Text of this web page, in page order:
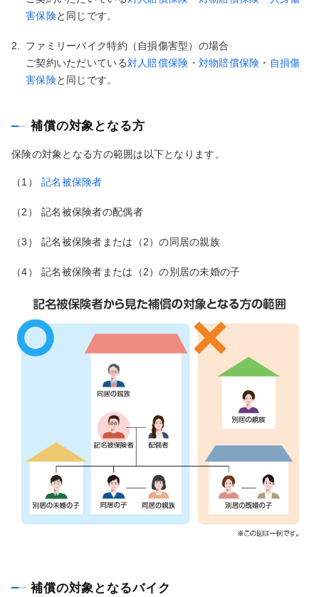
害保険と同じです。
2.
ファミリーバイク特約（自損傷害型）の場合
ご契約いただいている対人賠償保険 ・ 対物賠償保険 ・ 自損傷
害保険と同じです。
補償の対象となる方
保険の対象となる方の範囲は以下となります。
（1） 記名被保険者
（2） 記名被保険者の配偶者
（3） 記名被保険者または（2）の同居の親族
（4） 記名被保険者または（2）の別居の未婚の子
補償の対象となるバイク